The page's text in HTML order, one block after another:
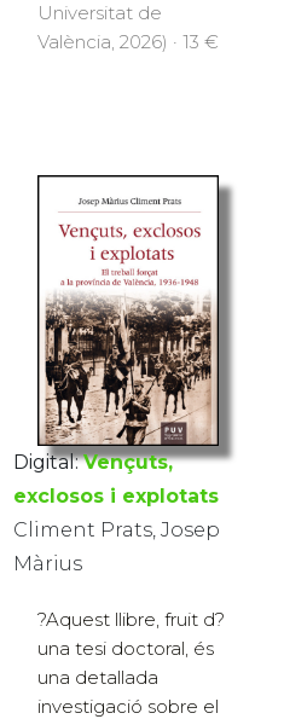
Universitat de
València, 2026) · 13 €
Digital: Vençuts,
exclosos i explotats
Climent Prats, Josep
Màrius
?Aquest llibre, fruit d?
una tesi doctoral, és
una detallada
investigació sobre el